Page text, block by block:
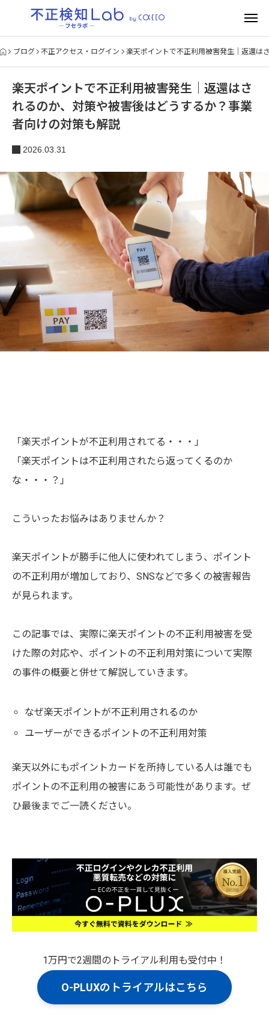
ブログ 不正アクセス・ログイン 楽天ポイントで不正利用被害発生｜返還は
楽天ポイントで不正利用被害発生｜返還はさ
れるのか、対策や被害後はどうするか？事業
者向けの対策も解説
2026.03.31
「楽天ポイントが不正利用されてる・・・」
「楽天ポイントは不正利用されたら返ってくるのか
な・・・？」
こういったお悩みはありませんか？
楽天ポイントが勝手に他人に使われてしまう、ポイント
の不正利用が増加しており、SNSなどで多くの被害報告
が見られます。
この記事では、実際に楽天ポイントの不正利用被害を受
けた際の対応や、ポイントの不正利用対策について実際
の事件の概要と併せて解説していきます。
なぜ楽天ポイントが不正利用されるのか
ユーザーができるポイントの不正利用対策
楽天以外にもポイントカードを所持している人は誰でも
ポイントの不正利用の被害にあう可能性があります。ぜ
ひ最後までご一読ください。
1万円で2週間のトライアル利用も受付中！
O-PLUXのトライアルはこちら